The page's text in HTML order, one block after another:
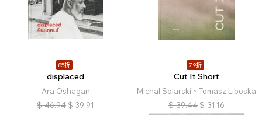
85折
displaced
Ara Oshagan
$ 46.94 $ 39.91
79折
Cut It Short
Michal Solarski、Tomasz Liboska
$ 39.44 $ 31.16